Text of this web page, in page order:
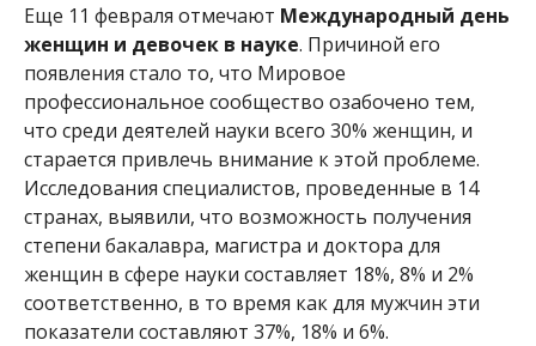
Еще 11 февраля отмечают Международный день
женщин и девочек в науке. Причиной его
появления стало то, что Мировое
профессиональное сообщество озабочено тем,
что среди деятелей науки всего 30% женщин, и
старается привлечь внимание к этой проблеме.
Исследования специалистов, проведенные в 14
странах, выявили, что возможность получения
степени бакалавра, магистра и доктора для
женщин в сфере науки составляет 18%, 8% и 2%
соответственно, в то время как для мужчин эти
показатели составляют 37%, 18% и 6%.